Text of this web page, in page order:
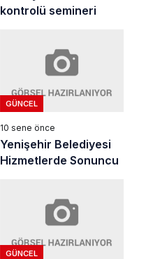
kontrolü semineri
GÜNCEL
10 sene önce
Yenişehir Belediyesi
Hizmetlerde Sonuncu
GÜNCEL